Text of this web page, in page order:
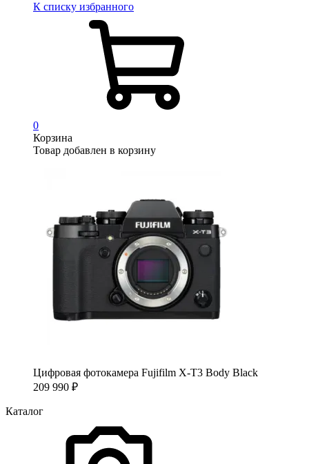
К списку избранного
0
Корзина
Товар добавлен в корзину
Цифровая фотокамера Fujifilm X-T3 Body Black
209 990 ₽
Каталог